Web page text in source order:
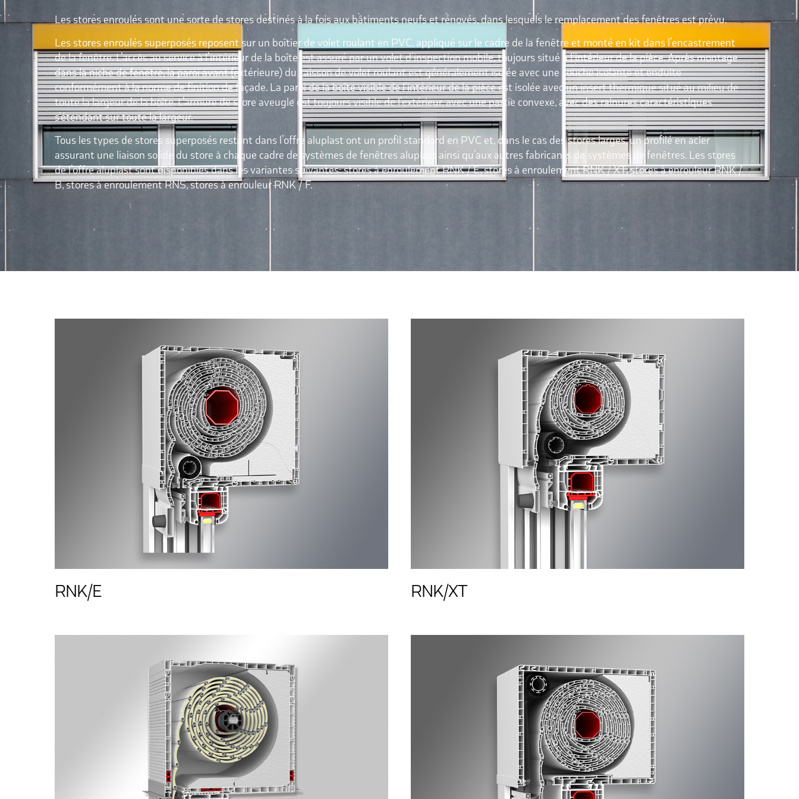
Les stores enroulés sont une sorte de stores destinés à la fois aux bâtiments neufs et rénovés, dans lesquels le remplacement des fenêtres est prévu.
Les stores enroulés superposés reposent sur un boîtier de volet roulant en PVC, appliqué sur le cadre de la fenêtre et monté en kit dans l’encastrement
de la fenêtre. L’accès au service à l’intérieur de la boîte est assuré par un volet d’inspection mobile, toujours situé à l’intérieur de la pièce. Après montage
dans la niche de fenêtre, la paroi avant (extérieure) du caisson de volet roulant est généralement isolée avec une couche isolante et enduite
conformément à la norme de finition de façade. La paroi de la boîte visible de l’intérieur de la pièce est isolée avec un insert thermique situé au milieu de
toute la largeur de la boîte. L’armure de store aveugle est toujours visible de l’extérieur, avec une partie convexe, avec des rainures caractéristiques
s’étendant sur toute la largeur.
Tous les types de stores superposés restant dans l’offre aluplast ont un profil standard en PVC et, dans le cas des stores larges, un profilé en acier
assurant une liaison solide du store à chaque cadre de systèmes de fenêtres aluplast ainsi qu’aux autres fabricants de systèmes de fenêtres. Les stores
de l’offre aluplast sont disponibles dans les variantes suivantes: stores à enroulement RNK / E, stores à enroulement RNK / XT, stores à enrouleur RNK /
B, stores à enroulement RNS, stores à enrouleur RNK / F.
RNK/E RNK/XT